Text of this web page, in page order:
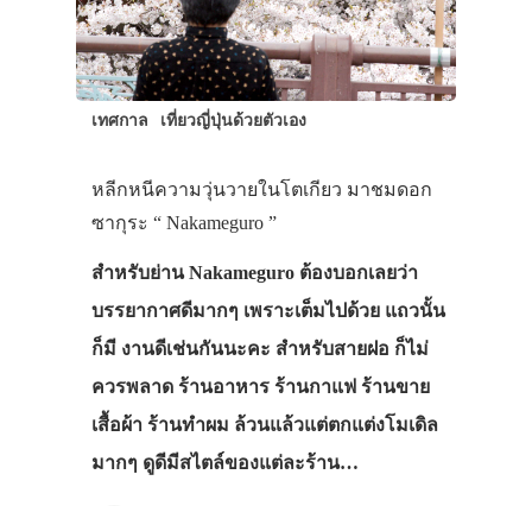
เทศกาล เที่ยวญี่ปุ่นด้วยตัวเอง
หลีกหนีความวุ่นวายในโตเกียว มาชมดอก
ซากุระ “ Nakameguro ”
สำหรับย่าน Nakameguro ต้องบอกเลยว่า
บรรยากาศดีมากๆ เพราะเต็มไปด้วย แถวนั้น
ก็มี งานดีเช่นกันนะคะ สำหรับสายฝอ ก็ไม่
ควรพลาด ร้านอาหาร ร้านกาแฟ ร้านขาย
เสื้อผ้า ร้านทำผม ล้วนแล้วแต่ตกแต่งโมเดิล
มากๆ ดูดีมีสไตล์ของแต่ละร้าน…